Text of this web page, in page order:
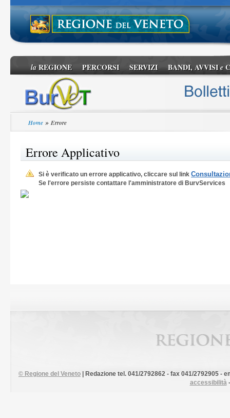
laREGIONE PERCORSI SERVIZI BANDI, AVVISIe
Home » Errore
Errore Applicativo
Si è verificato un errore applicativo, cliccare sul link
Se l'errore persiste contattare l'amministratore di BurvServices
© Regione del Veneto
| Redazione tel. 041/2792862 - fax 041/2792905 -
accessibilità